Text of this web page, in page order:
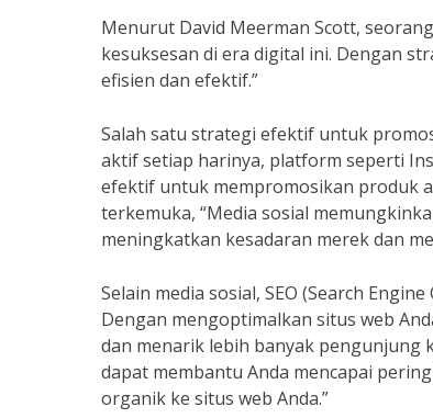
Menurut David Meerman Scott,
kesuksesan di era digital ini. Dengan
efisien dan efektif.”
Salah satu strategi efektif untuk
aktif setiap harinya, platform seperti
efektif untuk mempromosikan produk
terkemuka, “Media sosial
meningkatkan kesadaran merek dan
Selain media sosial, SEO (Search
Dengan mengoptimalkan situs web
dan menarik lebih banyak pengunjung
dapat membantu Anda mencapai
organik ke situs web Anda.”